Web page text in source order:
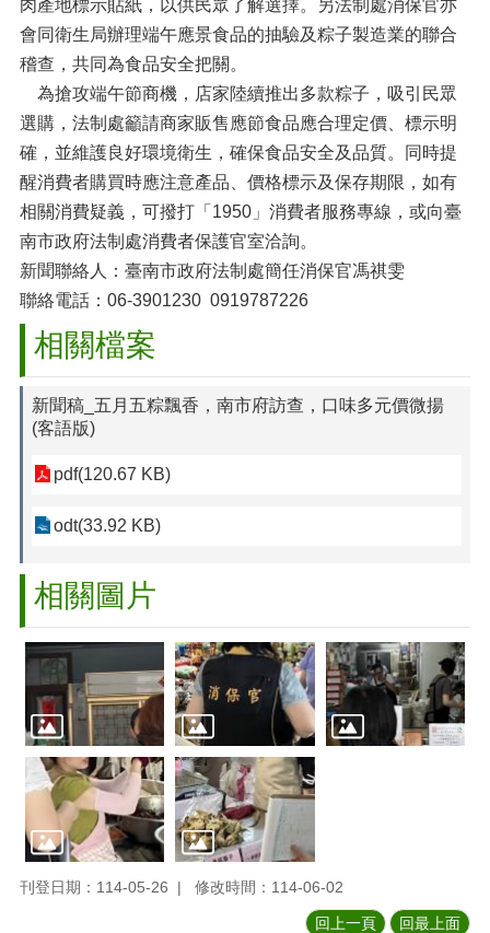
肉產地標示貼紙，以供民眾了解選擇。另法制處消保官亦
會同衛生局辦理端午應景食品的抽驗及粽子製造業的聯合
稽查，共同為食品安全把關。
為搶攻端午節商機，店家陸續推出多款粽子，吸引民眾
選購，法制處籲請商家販售應節食品應合理定價、標示明
確，並維護良好環境衛生，確保食品安全及品質。同時提
醒消費者購買時應注意產品、價格標示及保存期限，如有
相關消費疑義，可撥打「1950」消費者服務專線，或向臺
南市政府法制處消費者保護官室洽詢。
新聞聯絡人：臺南市政府法制處簡任消保官馮祺雯
聯絡電話：06-3901230 0919787226
相關檔案
新聞稿_五月五粽飄香，南市府訪查，口味多元價微揚
(客語版)
pdf(120.67 KB)
odt(33.92 KB)
相關圖片
刊登日期：114-05-26 修改時間：114-06-02
回上一頁 回最上面